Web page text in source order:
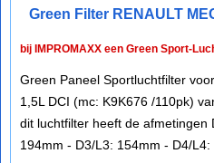
Green Filter RENAULT
bij IMPROMAXX een Green Sport-
Green Paneel Sportluchtfilter
1,5L DCI (mc: K9K676 /110pk)
dit luchtfilter heeft de afmetingen
194mm - D3/L3: 154mm - D4/